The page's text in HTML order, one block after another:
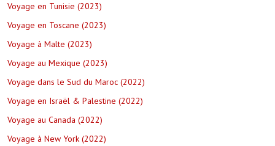
Voyage en Tunisie (2023)
Voyage en Toscane (2023)
Voyage à Malte (2023)
Voyage au Mexique (2023)
Voyage dans le Sud du Maroc (2022)
Voyage en Israël & Palestine (2022)
Voyage au Canada (2022)
Voyage à New York (2022)